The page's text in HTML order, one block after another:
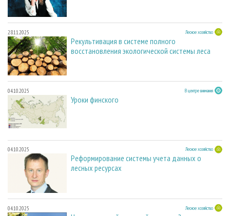
28.11.2025 Лесное хозяйство
Рекультивация в системе полного
восстановления экологической системы леса
04.10.2025 В центре внимания
Уроки финского
04.10.2025 Лесное хозяйство
Реформирование системы учета данных о
лесных ресурсах
04.10.2025 Лесное хозяйство